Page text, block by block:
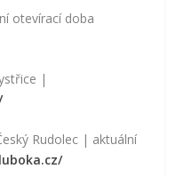
otevírací doba
|
Rudolec | aktuální